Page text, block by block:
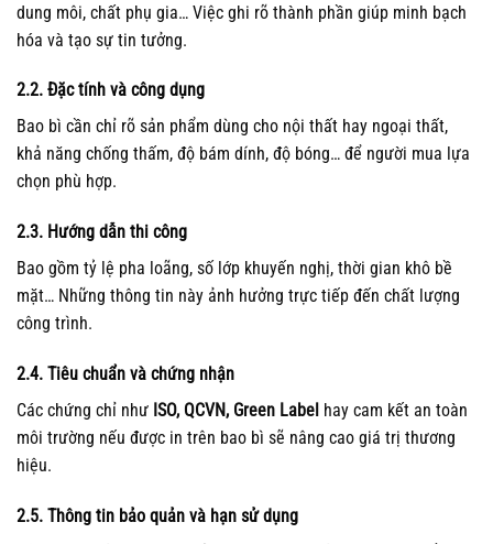
dung môi, chất phụ gia… Việc ghi rõ thành phần giúp minh bạch
hóa và tạo sự tin tưởng.
2.2. Đặc tính và công dụng
Bao bì cần chỉ rõ sản phẩm dùng cho nội thất hay ngoại thất,
khả năng chống thấm, độ bám dính, độ bóng… để người mua lựa
chọn phù hợp.
2.3. Hướng dẫn thi công
Bao gồm tỷ lệ pha loãng, số lớp khuyến nghị, thời gian khô bề
mặt… Những thông tin này ảnh hưởng trực tiếp đến chất lượng
công trình.
2.4. Tiêu chuẩn và chứng nhận
Các chứng chỉ như ISO, QCVN, Green Label hay cam kết an toàn
môi trường nếu được in trên bao bì sẽ nâng cao giá trị thương
hiệu.
2.5. Thông tin bảo quản và hạn sử dụng